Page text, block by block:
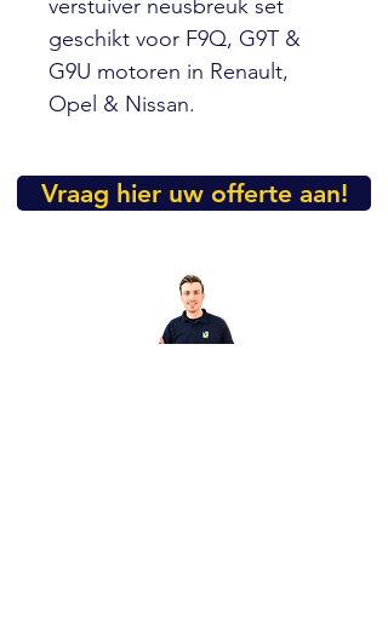
verstuiver neusbreuk set
geschikt voor F9Q, G9T &
G9U motoren in Renault,
Opel & Nissan.
Vraag hier uw offerte aan!